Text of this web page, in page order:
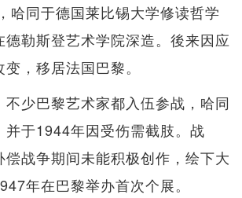
哈同于德国莱比锡大学修读哲学
德勒斯登艺术学院深造。後来因应
，移居法国巴黎。
少巴黎艺术家都入伍参战，哈同
并于1944年因受伤需截肢。战
战争期间未能积极创作，绘下大
年在巴黎举办首次个展。